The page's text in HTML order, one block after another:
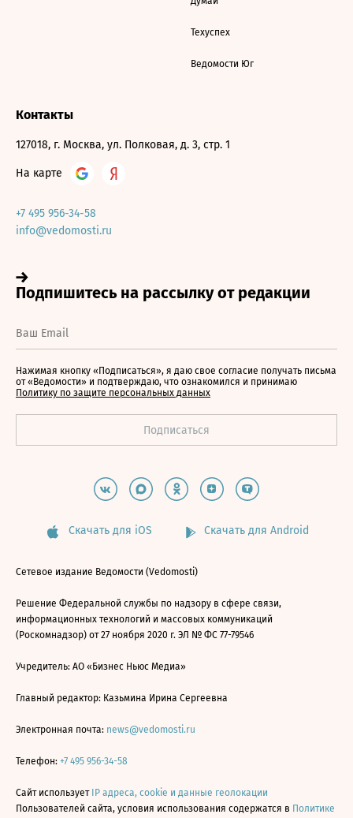
Техуспех
Ведомости Юг
Контакты
127018, г. Москва, ул. Полковая, д. 3, стр. 1
На карте
+7 495 956-34-58
info@vedomosti.ru
Нажимая кнопку «Подписаться», я даю свое согласие получать письма
от «Ведомости» и подтверждаю, что ознакомился и принимаю
Политику по защите персональных данных
Скачать для iOS Скачать для Android
Сетевое издание Ведомости (Vedomosti)
Решение Федеральной службы по надзору в сфере связи,
информационных технологий и массовых коммуникаций
(Роскомнадзор) от 27 ноября 2020 г. ЭЛ № ФС 77-79546
Учредитель: АО «Бизнес Ньюс Медиа»
Главный редактор: Казьмина Ирина Сергеевна
Электронная почта: news@vedomosti.ru
Телефон: +7 495 956-34-58
Сайт использует IP адреса, cookie и данные геолокации
Пользователей сайта, условия использования содержатся в Политике